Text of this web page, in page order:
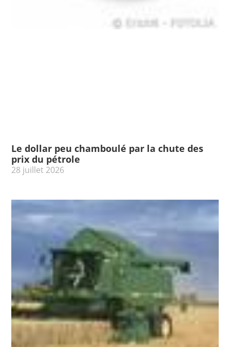
Le dollar peu chamboulé par la chute des
prix du pétrole
28 juillet 2026